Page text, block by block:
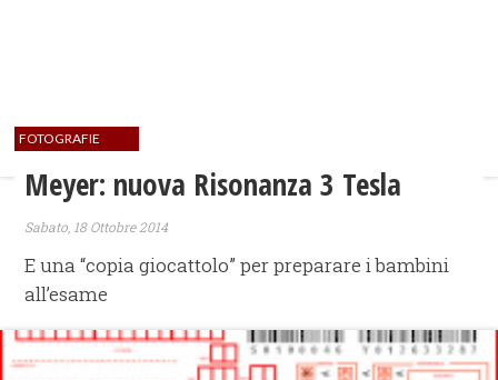
FOTOGRAFIE
Meyer: nuova Risonanza 3 Tesla
Sabato, 18 Ottobre 2014
E una “copia giocattolo” per preparare i bambini
all’esame